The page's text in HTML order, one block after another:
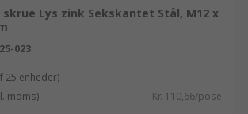
skrue Lys zink Sekskantet Stål, M12 x
023
25 enheder)
moms) Kr. 110,66/pose